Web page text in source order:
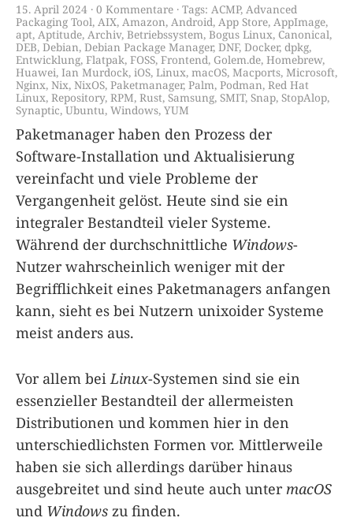
15. April 2024 0 Kommentare Tags: ACMP, Advanced
Packaging Tool, AIX, Amazon, Android, App Store, AppImage,
apt, Aptitude, Archiv, Betriebssystem, Bogus Linux, Canonical,
DEB, Debian, Debian Package Manager, DNF, Docker, dpkg,
Entwicklung, Flatpak, FOSS, Frontend, Golem.de, Homebrew,
Huawei, Ian Murdock, iOS, Linux, macOS, Macports, Microsoft,
Nginx, Nix, NixOS, Paketmanager, Palm, Podman, Red Hat
Linux, Repository, RPM, Rust, Samsung, SMIT, Snap, StopAlop,
Synaptic,Ubuntu, Windows, YUM
Paketmanager haben den Prozess der
Software-Installation und Aktualisierung
vereinfacht und viele Probleme der
Vergangenheit gelöst. Heute sind sie ein
integraler Bestandteil vieler Systeme.
Während der durchschnittliche Windows-
Nutzer wahrscheinlich weniger mit der
Begrifflichkeit eines Paketmanagers anfangen
kann, sieht es bei Nutzern unixoider Systeme
meist anders aus.
Vor allem bei Linux-Systemen sind sie ein
essenzieller Bestandteil der allermeisten
Distributionen und kommen hier in den
unterschiedlichsten Formen vor. Mittlerweile
haben sie sich allerdings darüber hinaus
ausgebreitet und sind heute auch unter macOS
und Windows zu finden.